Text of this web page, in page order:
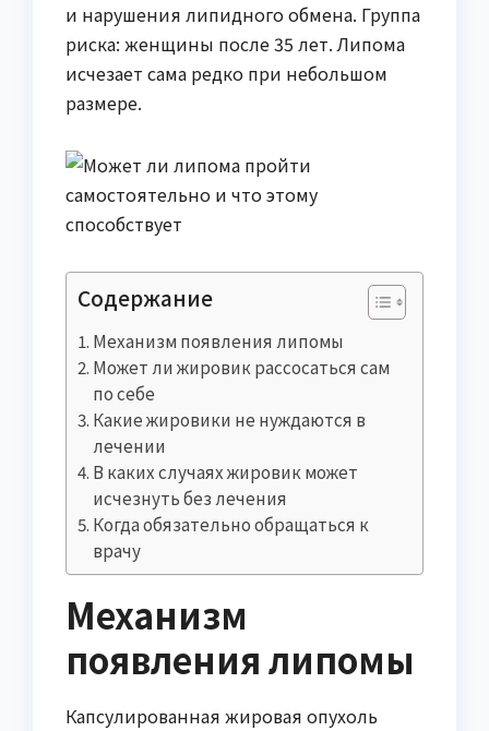
и нарушения липидного обмена. Группа
риска: женщины после 35 лет. Липома
исчезает сама редко при небольшом
размере.
Содержание
Механизм появления липомы
Может ли жировик рассосаться сам
по себе
Какие жировики не нуждаются в
лечении
В каких случаях жировик может
исчезнуть без лечения
Когда обязательно обращаться к
врачу
Механизм
появления липомы
Капсулированная жировая опухоль